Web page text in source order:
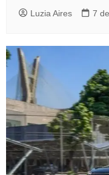
Luzia Aires 7